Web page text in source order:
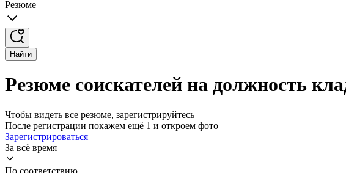
Резюме
Найти
Резюме соискателей на должность
Чтобы видеть все резюме, зарегистрируйтесь
После регистрации покажем ещё 1 и откроем фото
Зарегистрироваться
За всё время
По соответствию